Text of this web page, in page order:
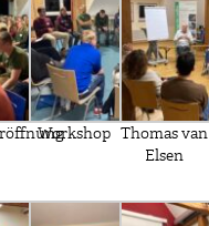
Workshop
Thomas van
Elsen